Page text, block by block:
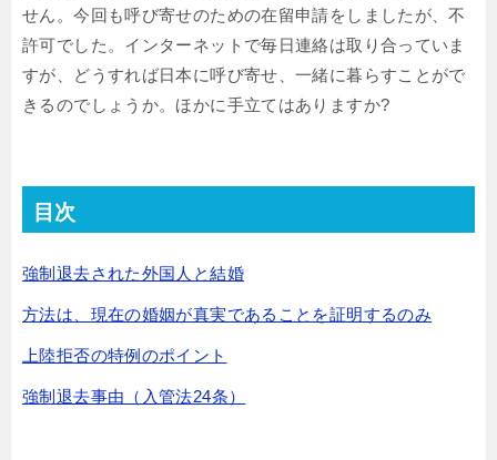
せん。今回も呼び寄せのための在留申請をしましたが、不
許可でした。インターネットで毎日連絡は取り合っていま
すが、どうすれば日本に呼び寄せ、一緒に暮らすことがで
きるのでしょうか。ほかに手立てはありますか?
目次
強制退去された外国人と結婚
方法は、現在の婚姻が真実であることを証明するのみ
上陸拒否の特例のポイント
強制退去事由（入管法24条）